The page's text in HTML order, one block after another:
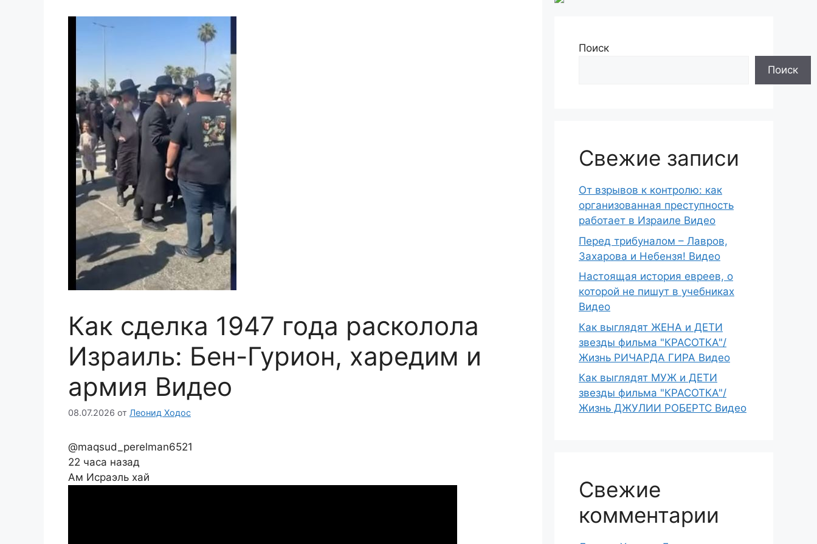
Как сделка 1947 года расколола
Израиль: Бен-Гурион, харедим и
армия Видео
08.07.2026 от Леонид Ходос
@maqsud_perelman6521
22 часа назад
Ам Исраэль хай
Поиск
Поиск
Свежие записи
От взрывов к контролю: как
организованная преступность
работает в Израиле Видео
Перед трибуналом – Лавров,
Захарова и Небензя! Видео
Настоящая история евреев, о
которой не пишут в учебниках
Видео
Как выглядят ЖЕНА и ДЕТИ
звезды фильма "КРАСОТКА"/
Жизнь РИЧАРДА ГИРА Видео
Как выглядят МУЖ и ДЕТИ
звезды фильма "КРАСОТКА"/
Жизнь ДЖУЛИИ РОБЕРТС Видео
Свежие
комментарии